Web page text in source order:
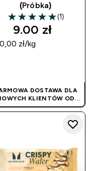
(Próbka)
5 out of 5 stars
(1)
9.00 zł‎
zł‎/kg
DOSTAWA DLA
KLIENTÓW OD
180PLN| PROMOCJA
STOSOWANA